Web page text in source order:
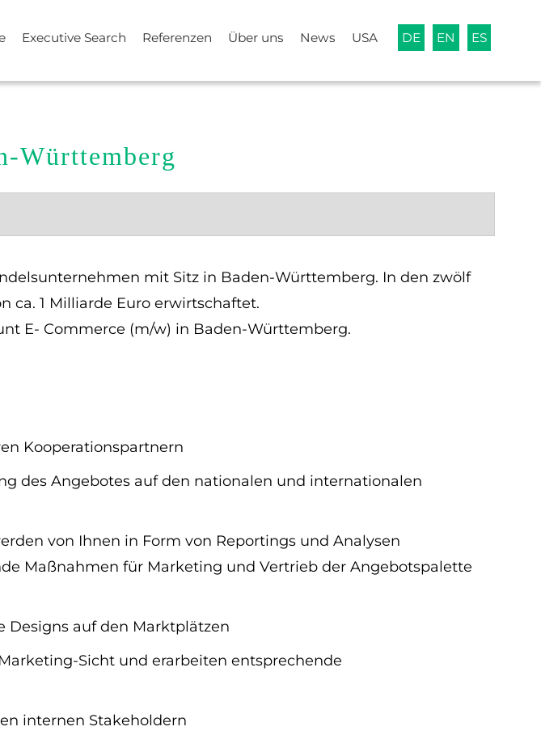
Executive Search Referenzen Über uns News USA DE EN ES
Württemberg
mit Sitz in Baden-Württemberg. In den zwölf
ca. 1 Milliarde Euro erwirtschaftet.
E- Commerce (m/w) in Baden-Württemberg.
Kooperationspartnern
des Angebotes auf den nationalen und internationalen
von Ihnen in Form von Reportings und Analysen
Maßnahmen für Marketing und Vertrieb der Angebotspalette
Designs auf den Marktplätzen
Sicht und erarbeiten entsprechende
internen Stakeholdern